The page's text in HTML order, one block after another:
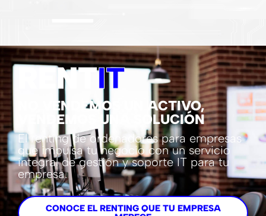
RENTIT
NO VENDEMOS UN ACTIVO,
VENDEMOS UNA SOLUCIÓN
El renting de ordenadores para empresas
que impulsa tu negocio con un servicio
integral de gestión y soporte IT para tu
empresa.
CONOCE EL RENTING QUE TU EMPRESA